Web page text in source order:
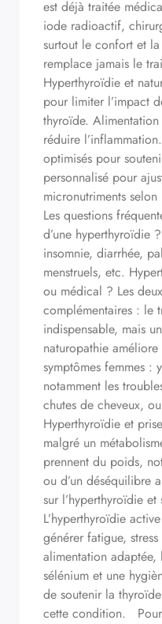
est déjà traitée
iode radioactif,
surtout le confort et
remplace jamais le
Hyperthyroïdie et
pour limiter l’impact
thyroïde.
réduire
optimisés pour
personnalisé pour
micronutriments
Les questions
d’une hyperthyroïdie
insomnie, diarrhée,
menstruels, etc.
ou médical ? Les
complémentaires : le
indispensable, mais
naturopathie
symptômes femmes :
notamment les
chutes de cheveux,
Hyperthyroïdie et
malgré un
prennent du poids,
ou d’un déséquilibre
sur l’hyperthyroïdie et
L’hyperthyroïdie
générer fatigue,
alimentation
sélénium et une
de soutenir la
cette condition.